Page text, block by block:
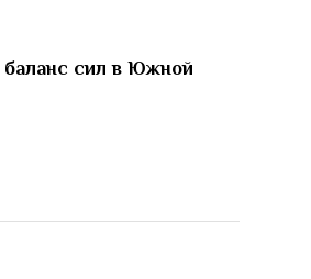
сил в Южной